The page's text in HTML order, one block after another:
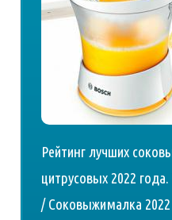
Рейтинг лучших
цитрусовых 2022
/ Соковыжималка 2022